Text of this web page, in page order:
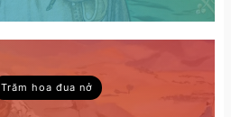
Trăm hoa đua nở